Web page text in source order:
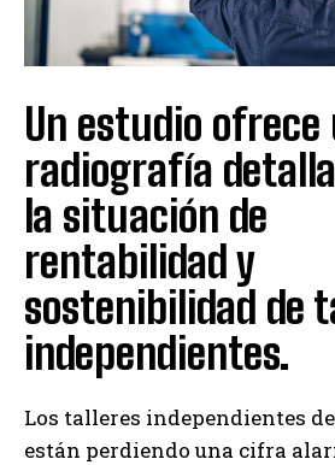
Un estudio ofrece
radiografía
la situación de
rentabilidad y
sostenibilidad de
independientes.
Los talleres independientes
están perdiendo una cifra